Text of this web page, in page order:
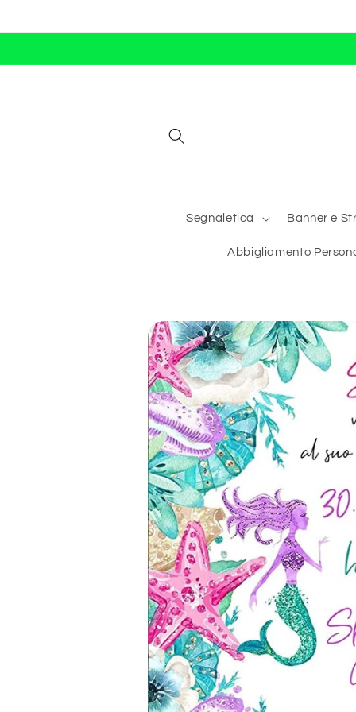
ai contenuti
Segnaletica Banner e
Abbigliamento
Passa alle
informazioni
sul prodotto